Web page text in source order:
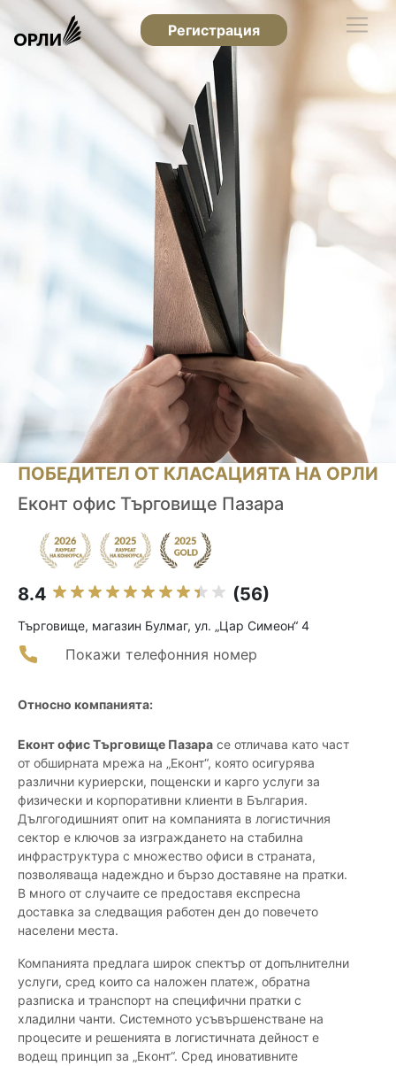
Регистрация
ПОБЕДИТЕЛ ОТ КЛАСАЦИЯТА НА ОРЛИ
Еконт офис Търговище Пазара
8.4 (56)
Търговище, магазин Булмаг, ул. „Цар Симеон“ 4
Покажи телефонния номер
Относно компанията:
Еконт офис Търговище Пазара се отличава като част
от обширната мрежа на „Еконт“, която осигурява
различни куриерски, пощенски и карго услуги за
физически и корпоративни клиенти в България.
Дългогодишният опит на компанията в логистичния
сектор e ключов за изграждането на стабилна
инфраструктура с множество офиси в страната,
позволяваща надеждно и бързо доставяне на пратки.
В много от случаите се предоставя експресна
доставка за следващия работен ден до повечето
населени места.
Компанията предлага широк спектър от допълнителни
услуги, сред които са наложен платеж, обратна
разписка и транспорт на специфични пратки с
хладилни чанти. Системното усъвършенстване на
процесите и решенията в логистичната дейност е
водещ принцип за „Еконт“. Сред иновативните